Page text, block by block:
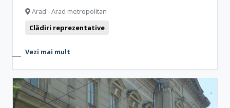
Arad - Arad metropolitan
Clădiri reprezentative
Vezi mai mult